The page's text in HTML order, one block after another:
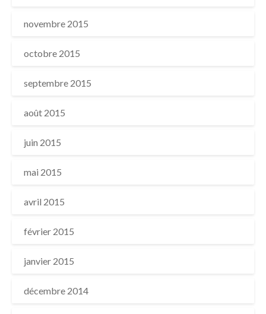
novembre 2015
octobre 2015
septembre 2015
août 2015
juin 2015
mai 2015
avril 2015
février 2015
janvier 2015
décembre 2014